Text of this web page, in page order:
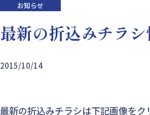
お知らせ
最新の折込みチラ
2015/10/14
最新の折込みチラシは下記画像をク